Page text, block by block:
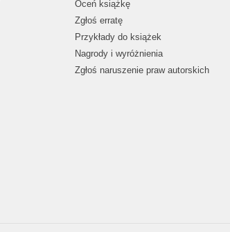
Oceń książkę
Zgłoś erratę
Przykłady do książek
Nagrody i wyróżnienia
Zgłoś naruszenie praw autorskich